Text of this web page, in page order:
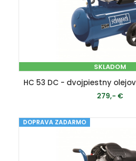
SKLADOM
279,- €
PRIDAŤ DO KOŠÍKA
DOPRAVA ZADARMO